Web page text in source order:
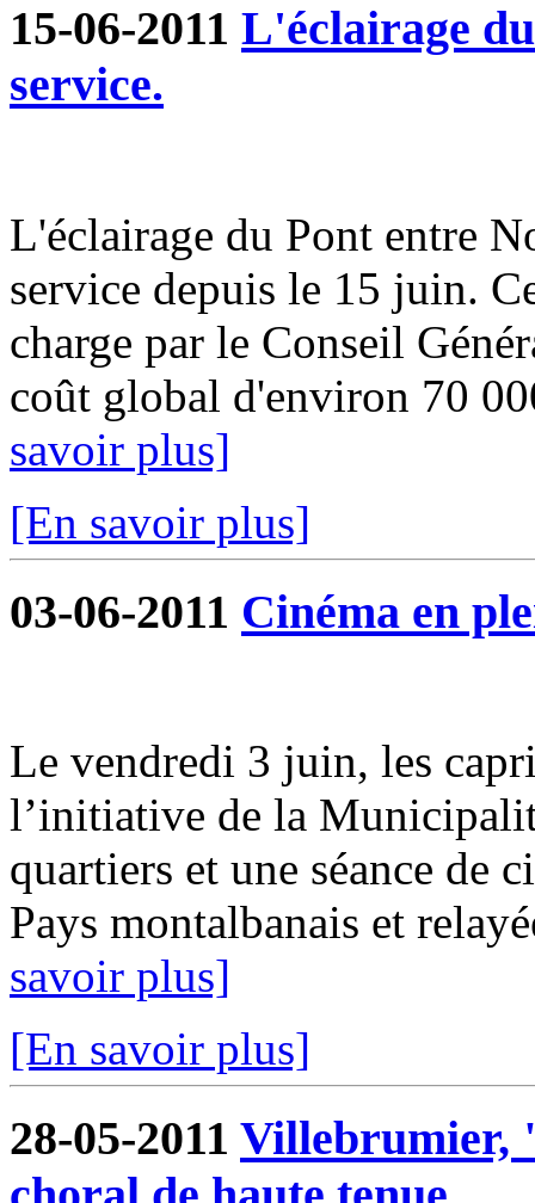
15-06-2011 L'éclairage
service.
L'éclairage du Pont entre
service depuis le 15 juin.
charge par le Conseil
coût global d'environ 70
savoir plus]
[En savoir plus]
03-06-2011 Cinéma en
Le vendredi 3 juin, les
l’initiative de la
quartiers et une séance de
Pays montalbanais et
savoir plus]
[En savoir plus]
28-05-2011 Villebrumier,